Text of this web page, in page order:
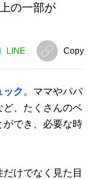
の一部が
LINE Copy
ック 。ママやパパ
ど、たくさんのベ
ができ、必要な時
けでなく見た目